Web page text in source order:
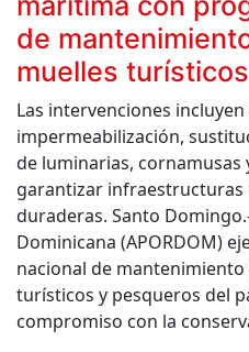
de
muelles
Las intervenciones
impermeabilización,
de luminarias, cornamusas
garantizar infraestructuras
duraderas. Santo
Dominicana (APORDOM)
nacional de
turísticos y pesqueros del
compromiso con la